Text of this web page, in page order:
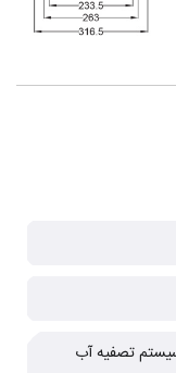
تصفیه آب